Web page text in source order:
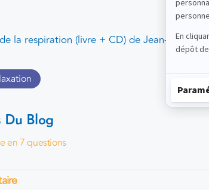
la respiration (livre + CD) de Jean-Louis
Du Blog
en 7 questions